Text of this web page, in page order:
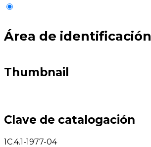
Área de identificación
Thumbnail
Clave de catalogación
1C.4.1-1977-04